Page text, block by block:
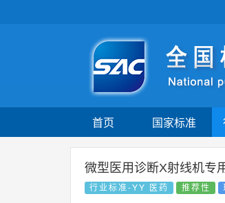
首页 国家标准
微型医用诊断X射线机专
行业标准-YY 医药 推荐性